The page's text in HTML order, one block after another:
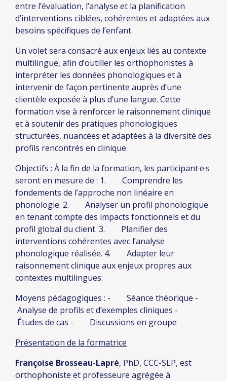
entre l’évaluation, l’analyse et la planification
d’interventions ciblées, cohérentes et adaptées aux
besoins spécifiques de l’enfant.
Un volet sera consacré aux enjeux liés au contexte
multilingue, afin d’outiller les orthophonistes à
interpréter les données phonologiques et à
intervenir de façon pertinente auprès d’une
clientèle exposée à plus d’une langue. Cette
formation vise à renforcer le raisonnement clinique
et à soutenir des pratiques phonologiques
structurées, nuancées et adaptées à la diversité des
profils rencontrés en clinique.
Objectifs : À la fin de la formation, les participant·e·s
seront en mesure de : 1. Comprendre les
fondements de l’approche non linéaire en
phonologie. 2. Analyser un profil phonologique
en tenant compte des impacts fonctionnels et du
profil global du client. 3. Planifier des
interventions cohérentes avec l’analyse
phonologique réalisée. 4. Adapter leur
raisonnement clinique aux enjeux propres aux
contextes multilingues.
Moyens pédagogiques : - Séance théorique -
Analyse de profils et d’exemples cliniques -
Études de cas - Discussions en groupe
Présentation de la formatrice
Françoise Brosseau-Lapré, PhD, CCC-SLP, est
orthophoniste et professeure agrégée à